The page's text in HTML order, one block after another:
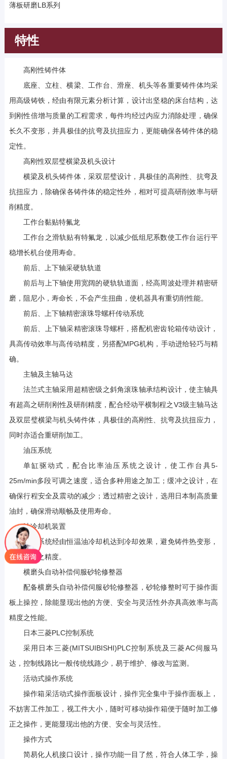
薄板研磨LB系列
特性
高刚性铸件体
底座、立柱、横梁、工作台、滑座、机头等各重要铸件体均采
用高级铸铁，经由有限元素分析计算，设计出坚稳的床台结构，达
到刚性倍增与质量的工程需求，每件均经过内应力消除处理，确保
长久不变形，并具极佳的抗弯及抗扭应力，更能确保各铸件体的稳
定性。
高刚性双层璧横梁及机头设计
横梁及机头铸件体，采双层璧设计，具极佳的高刚性、抗弯及
抗扭应力，除确保各铸件体的稳定性外，相对可提高研削效率与研
削精度。
工作台黏贴特氟龙
工作台之滑轨贴有特氟龙，以减少低组尼系数使工作台运行平
稳增长机台使用寿命。
前后、上下轴采硬轨轨道
前后与上下轴使用宽阔的硬轨轨道面，经高周波处理并精密研
磨，阻尼小，寿命长，不会产生扭曲，使机器具有重切削性能。
前后、上下轴精密滚珠导螺杆传动系统
前后、上下轴采精密滚珠导螺杆，搭配机密齿轮箱传动设计，
具高传动效率与高传动精度，另搭配MPG机构，手动进给轻巧与精
确。
主轴及主轴马达
法兰式主轴采用超精密级之斜角滚珠轴承结构设计，使主轴具
有超高之研削刚性及研削精度，配合经动平横制程之V3级主轴马达
及双层璧横梁与机头铸件体，具极佳的高刚性、抗弯及抗扭应力，
同时亦适合重研削加工。
油压系统
单缸驱动式，配合比率油压系统之设计，使工作台具5-
25m/min多段可调之速度，适合多种用途之加工；缓冲之设计，在
确保行程安全及震动的减少；透过精密之设计，选用日本制高质量
油封，确保滑动顺畅及使用寿命。
油冷却机装置
油压系统经由恒温油冷却机达到冷却效果，避免铸件热变形，
确保机台之精度。
横磨头自动补偿伺服砂轮修整器
配备横磨头自动补偿伺服砂轮修整器，砂轮修整时可于操作面
板上操控，除能显现出他的方便、安全与灵活性外亦具高效率与高
精度之性能。
日本三菱PLC控制系统
采用日本三菱(MITSUIBISHI)PLC控制系统及三菱AC伺服马
达，控制线路比一般传统线路少，易于维护、修改与监测。
活动式操作系统
操作箱采活动式操作面板设计，操作完全集中于操作面板上，
不妨害工件加工，视工件大小，随时可移动操作箱便于随时加工修
正之操作，更能显现出他的方便、安全与灵活性。
操作方式
简易化人机接口设计，操作功能一目了然，符合人体工学，操